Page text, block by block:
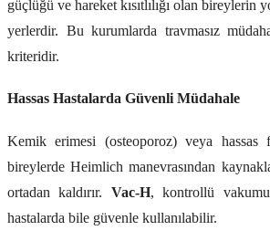
güçlüğü ve hareket kısıtlılığı olan bireylerin
yerlerdir. Bu kurumlarda travmasız
kriteridir.
Hassas Hastalarda Güvenli Müdahale
Kemik erimesi (osteoporoz) veya hassas
bireylerde Heimlich manevrasından
ortadan kaldırır. Vac-H, kontrollü
hastalarda bile güvenle kullanılabilir.